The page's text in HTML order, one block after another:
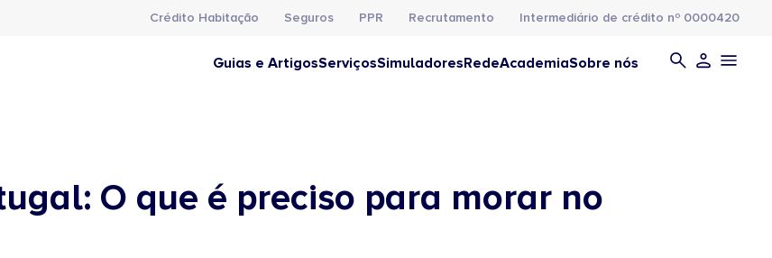
Crédito Habitação Seguros PPR Recrutamento Intermediário de crédito nº 0000420
Guias e ArtigosServiçosSimuladoresRedeAcademiaSobre nós
O que é preciso para morar no